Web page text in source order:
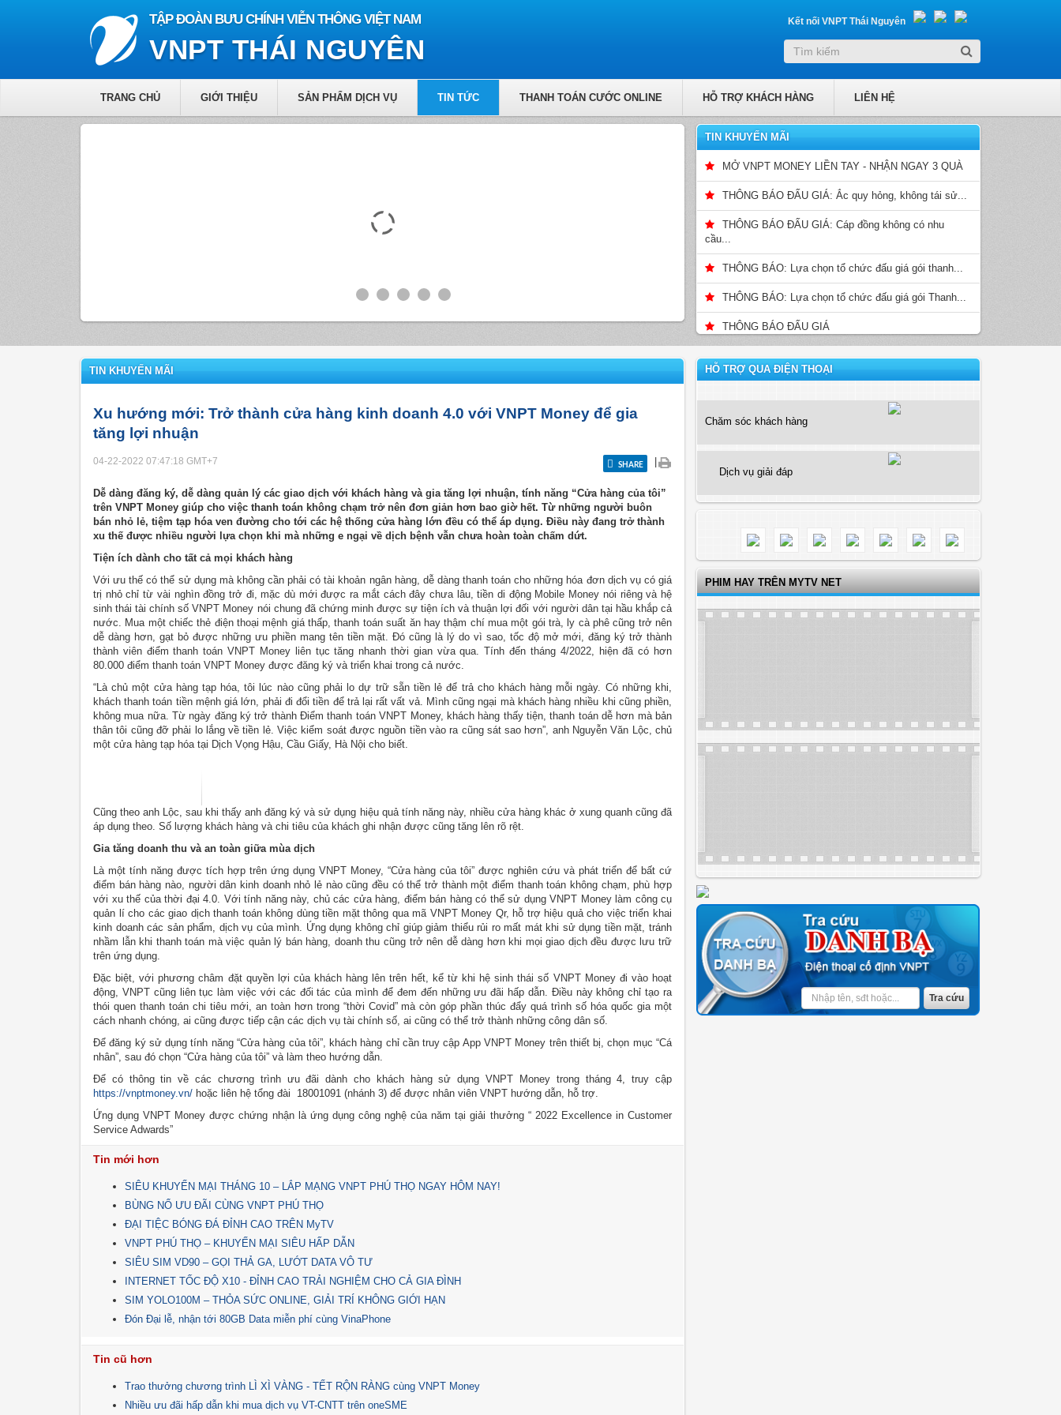
Kết nối VNPT Thái Nguyên
TẬP ĐOÀN BƯU CHÍNH VIỄN THÔNG VIỆT NAM
VNPT THÁI NGUYÊN
TRANG CHỦ GIỚI THIỆU SẢN PHẨM DỊCH VỤ TIN TỨC THANH TOÁN CƯỚC ONLINE HỖ TRỢ KHÁCH HÀNG LIÊN HỆ
TIN KHUYẾN MÃI
MỞ VNPT MONEY LIỀN TAY - NHẬN NGAY 3 QUÀ
THÔNG BÁO ĐẤU GIÁ: Ắc quy hỏng, không tái sử...
THÔNG BÁO ĐẤU GIÁ: Cáp đồng không có nhu
cầu...
THÔNG BÁO: Lựa chọn tổ chức đấu giá gói thanh...
THÔNG BÁO: Lựa chọn tổ chức đấu giá gói Thanh...
THÔNG BÁO ĐẤU GIÁ
TIN KHUYẾN MÃI
Xu hướng mới: Trở thành cửa hàng kinh doanh 4.0 với VNPT Money để gia
tăng lợi nhuận
04-22-2022 07:47:18 GMT+7 SHARE
Dễ dàng đăng ký, dễ dàng quản lý các giao dịch với khách hàng và gia tăng lợi nhuận, tính năng “Cửa hàng của tôi”
trên VNPT Money giúp cho việc thanh toán không chạm trở nên đơn giản hơn bao giờ hết. Từ những người buôn
bán nhỏ lẻ, tiệm tạp hóa ven đường cho tới các hệ thống cửa hàng lớn đều có thể áp dụng. Điều này đang trở thành
xu thế được nhiều người lựa chọn khi mà những e ngại về dịch bệnh vẫn chưa hoàn toàn chấm dứt.
Tiện ích dành cho tất cả mọi khách hàng
Với ưu thế có thể sử dụng mà không cần phải có tài khoản ngân hàng, dễ dàng thanh toán cho những hóa đơn dịch vụ có giá
trị nhỏ chỉ từ vài nghìn đồng trở đi, mặc dù mới được ra mắt cách đây chưa lâu, tiền di động Mobile Money nói riêng và hệ
sinh thái tài chính số VNPT Money nói chung đã chứng minh được sự tiện ích và thuận lợi đối với người dân tại hầu khắp cả
nước. Mua một chiếc thẻ điện thoại mệnh giá thấp, thanh toán suất ăn hay thậm chí mua một gói trà, ly cà phê cũng trở nên
dễ dàng hơn, gạt bỏ được những ưu phiền mang tên tiền mặt. Đó cũng là lý do vì sao, tốc độ mở mới, đăng ký trở thành
thành viên điểm thanh toán VNPT Money liên tục tăng nhanh thời gian vừa qua. Tính đến tháng 4/2022, hiện đã có hơn
80.000 điểm thanh toán VNPT Money được đăng ký và triển khai trong cả nước.
“Là chủ một cửa hàng tạp hóa, tôi lúc nào cũng phải lo dự trữ sẵn tiền lẻ để trả cho khách hàng mỗi ngày. Có những khi,
khách thanh toán tiền mệnh giá lớn, phải đi đổi tiền để trả lại rất vất vả. Mình cũng ngại mà khách hàng nhiều khi cũng phiền,
không mua nữa. Từ ngày đăng ký trở thành Điểm thanh toán VNPT Money, khách hàng thấy tiện, thanh toán dễ hơn mà bản
thân tôi cũng đỡ phải lo lắng về tiền lẻ. Việc kiểm soát được nguồn tiền vào ra cũng sát sao hơn”, anh Nguyễn Văn Lộc, chủ
một cửa hàng tạp hóa tại Dịch Vọng Hậu, Cầu Giấy, Hà Nội cho biết.
Cũng theo anh Lộc, sau khi thấy anh đăng ký và sử dụng hiệu quả tính năng này, nhiều cửa hàng khác ở xung quanh cũng đã
áp dụng theo. Số lượng khách hàng và chi tiêu của khách ghi nhận được cũng tăng lên rõ rệt.
Gia tăng doanh thu và an toàn giữa mùa dịch
Là một tính năng được tích hợp trên ứng dụng VNPT Money, “Cửa hàng của tôi” được nghiên cứu và phát triển để bất cứ
điểm bán hàng nào, người dân kinh doanh nhỏ lẻ nào cũng đều có thể trở thành một điểm thanh toán không chạm, phù hợp
với xu thế của thời đại 4.0. Với tính năng này, chủ các cửa hàng, điểm bán hàng có thể sử dụng VNPT Money làm công cụ
quản lí cho các giao dịch thanh toán không dùng tiền mặt thông qua mã VNPT Money Qr, hỗ trợ hiệu quả cho việc triển khai
kinh doanh các sản phẩm, dịch vụ của mình. Ứng dụng không chỉ giúp giảm thiểu rủi ro mất mát khi sử dụng tiền mặt, tránh
nhầm lẫn khi thanh toán mà việc quản lý bán hàng, doanh thu cũng trở nên dễ dàng hơn khi mọi giao dịch đều được lưu trữ
trên ứng dụng.
Đặc biệt, với phương châm đặt quyền lợi của khách hàng lên trên hết, kể từ khi hệ sinh thái số VNPT Money đi vào hoạt
động, VNPT cũng liên tục làm việc với các đối tác của mình để đem đến những ưu đãi hấp dẫn. Điều này không chỉ tạo ra
thói quen thanh toán chi tiêu mới, an toàn hơn trong “thời Covid” mà còn góp phần thúc đẩy quá trình số hóa quốc gia một
cách nhanh chóng, ai cũng được tiếp cận các dịch vụ tài chính số, ai cũng có thể trở thành những công dân số.
Để đăng ký sử dụng tính năng “Cửa hàng của tôi”, khách hàng chỉ cần truy cập App VNPT Money trên thiết bị, chọn mục “Cá
nhân”, sau đó chọn “Cửa hàng của tôi” và làm theo hướng dẫn.
Để có thông tin về các chương trình ưu đãi dành cho khách hàng sử dụng VNPT Money trong tháng 4, truy cập
https://vnptmoney.vn/ hoặc liên hệ tổng đài 18001091 (nhánh 3) để được nhân viên VNPT hướng dẫn, hỗ trợ.
Ứng dụng VNPT Money được chứng nhận là ứng dụng công nghệ của năm tại giải thưởng “ 2022 Excellence in Customer
Service Adwards”
Tin mới hơn
SIÊU KHUYẾN MẠI THÁNG 10 – LẮP MẠNG VNPT PHÚ THỌ NGAY HÔM NAY!
BÙNG NỔ ƯU ĐÃI CÙNG VNPT PHÚ THỌ
ĐẠI TIỆC BÓNG ĐÁ ĐỈNH CAO TRÊN MyTV
VNPT PHÚ THỌ – KHUYẾN MẠI SIÊU HẤP DẪN
SIÊU SIM VD90 – GỌI THẢ GA, LƯỚT DATA VÔ TƯ
INTERNET TỐC ĐỘ X10 - ĐỈNH CAO TRẢI NGHIỆM CHO CẢ GIA ĐÌNH
SIM YOLO100M – THỎA SỨC ONLINE, GIẢI TRÍ KHÔNG GIỚI HẠN
Đón Đại lễ, nhận tới 80GB Data miễn phí cùng VinaPhone
Tin cũ hơn
Trao thưởng chương trình LÌ XÌ VÀNG - TẾT RỘN RÀNG cùng VNPT Money
Nhiều ưu đãi hấp dẫn khi mua dịch vụ VT-CNTT trên oneSME
HỖ TRỢ QUA ĐIỆN THOẠI
Chăm sóc khách hàng
Dịch vụ giải đáp
PHIM HAY TRÊN MYTV NET